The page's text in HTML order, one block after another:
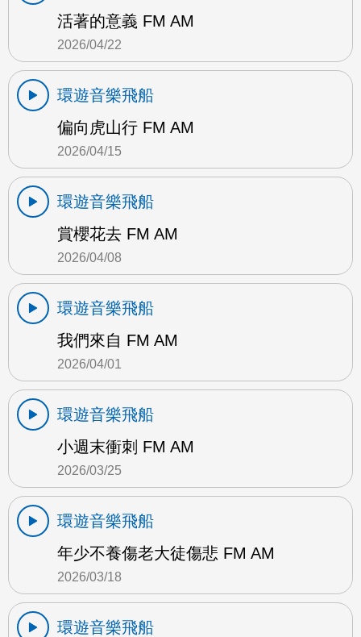
活著的意義 FM AM
2026/04/22
環遊音樂飛船
偏向虎山行 FM AM
2026/04/15
環遊音樂飛船
賞櫻花去 FM AM
2026/04/08
環遊音樂飛船
我們來自 FM AM
2026/04/01
環遊音樂飛船
小週末衝刺 FM AM
2026/03/25
環遊音樂飛船
年少不養傷老大徒傷悲 FM AM
2026/03/18
環遊音樂飛船